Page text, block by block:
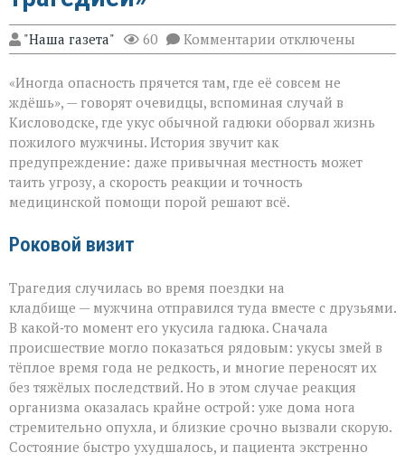
"Наша газета" 60 Комментарии к
записи
укус:
как
обычная
прогулка
обернулась
трагедией»
отключены
«Иногда опасность прячется там, где её совсем не
ждёшь», — говорят очевидцы, вспоминая случай в
Кисловодске, где укус обычной гадюки оборвал жизнь
пожилого мужчины. История звучит как
предупреждение: даже привычная местность может
таить угрозу, а скорость реакции и точность
медицинской помощи порой решают всё.
Роковой визит
Трагедия случилась во время поездки на
кладбище — мужчина отправился туда вместе с друзьями.
В какой‑то момент его укусила гадюка. Сначала
происшествие могло показаться рядовым: укусы змей в
тёплое время года не редкость, и многие переносят их
без тяжёлых последствий. Но в этом случае реакция
организма оказалась крайне острой: уже дома нога
стремительно опухла, и близкие срочно вызвали скорую.
Состояние быстро ухудшалось, и пациента экстренно